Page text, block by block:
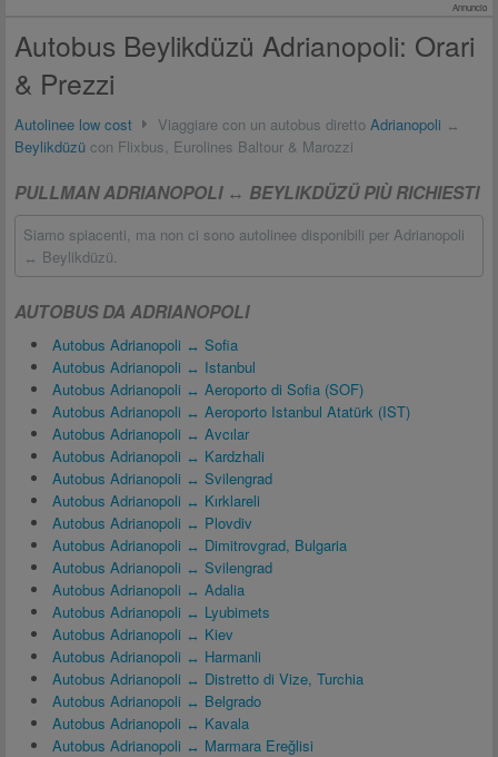
Annuncio
Autobus Beylikdüzü Adrianopoli: Orari
& Prezzi
Autolinee low cost Viaggiare con un autobus diretto Adrianopoli ↔
Beylikdüzü con Flixbus, Eurolines Baltour & Marozzi
PULLMAN ADRIANOPOLI ↔ BEYLIKDÜZÜ PIÙ RICHIESTI
Siamo spiacenti, ma non ci sono autolinee disponibili per Adrianopoli
↔ Beylikdüzü.
AUTOBUS DA ADRIANOPOLI
Autobus Adrianopoli ↔ Sofia
Autobus Adrianopoli ↔ Istanbul
Autobus Adrianopoli ↔ Aeroporto di Sofia (SOF)
Autobus Adrianopoli ↔ Aeroporto Istanbul Atatürk (IST)
Autobus Adrianopoli ↔ Avcılar
Autobus Adrianopoli ↔ Kardzhali
Autobus Adrianopoli ↔ Svilengrad
Autobus Adrianopoli ↔ Kırklareli
Autobus Adrianopoli ↔ Plovdiv
Autobus Adrianopoli ↔ Dimitrovgrad, Bulgaria
Autobus Adrianopoli ↔ Svilengrad
Autobus Adrianopoli ↔ Adalia
Autobus Adrianopoli ↔ Lyubimets
Autobus Adrianopoli ↔ Kiev
Autobus Adrianopoli ↔ Harmanli
Autobus Adrianopoli ↔ Distretto di Vize, Turchia
Autobus Adrianopoli ↔ Belgrado
Autobus Adrianopoli ↔ Kavala
Autobus Adrianopoli ↔ Marmara Ereğlisi